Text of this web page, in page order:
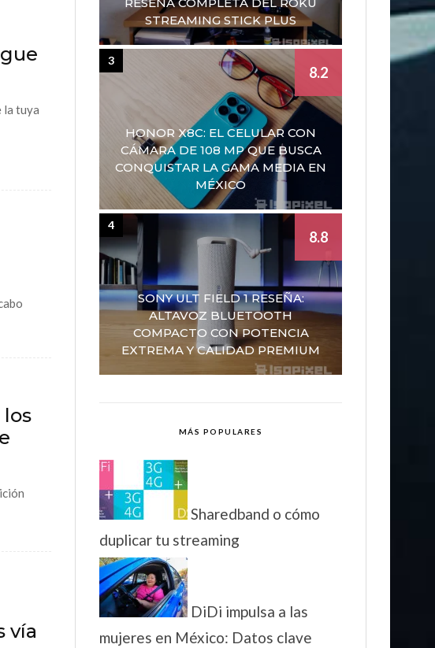
la tuya
los
vía
STREAMING STICK PLUS
HONOR X8C: EL CELULAR CON
CÁMARA DE 108 MP QUE BUSCA
CONQUISTAR LA GAMA MEDIA EN
MÉXICO
8.2
3
SONY ULT FIELD 1 RESEÑA:
ALTAVOZ BLUETOOTH
COMPACTO CON POTENCIA
EXTREMA Y CALIDAD PREMIUM
8.8
4
MÁS POPULARES
Sharedband o cómo
duplicar tu streaming
DiDi impulsa a las
mujeres en México: Datos clave